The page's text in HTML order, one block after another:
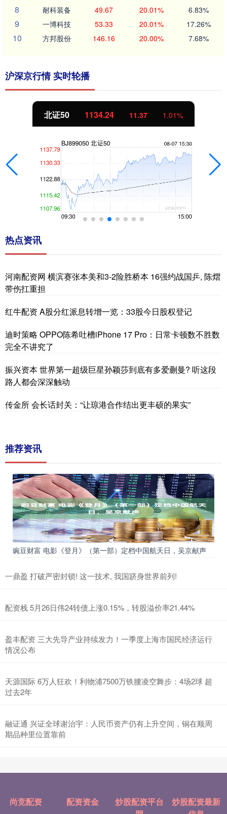
8 耐科装备 49.67 20.01% 6.83%
9 一博科技 53.33 20.01% 17.26%
10 方邦股份 146.16 20.00% 7.68%
沪深京行情 实时轮播
北证50 1134.24 11.37 1.01%
热点资讯
河南配资网 横滨赛张本美和3-2险胜桥本 16强约战国乒, 陈熠
带伤扛重担
红牛配资 A股分红派息转增一览：33股今日股权登记
迪时策略 OPPO陈希吐槽iPhone 17 Pro：日常卡顿数不胜数
完全不讲究了
振兴资本 世界第一超级巨星孙颖莎到底有多爱蒯曼? 听这段
路人都会深深触动
传金所 会长话封关：“让琼港合作结出更丰硕的果实”
推荐资讯
豌豆财富 电影《登月》（第一部）定档中国航天日，吴京献声
一鼎盈 打破严密封锁! 这一技术, 我国跻身世界前列!
配资栈 5月26日伟24转债上涨0.15%，转股溢价率21.44%
盈丰配资 三大先导产业持续发力！一季度上海市国民经济运行
情况公布
天源国际 6万人狂欢！利物浦7500万铁腰凌空舞步：4场2球 超
过去2年
融证通 兴证全球谢治宇：人民币资产仍有上升空间，铜在顺周
期品种里位置靠前
尚竞配资 配资资金
炒股配资平台
炒股配资最新